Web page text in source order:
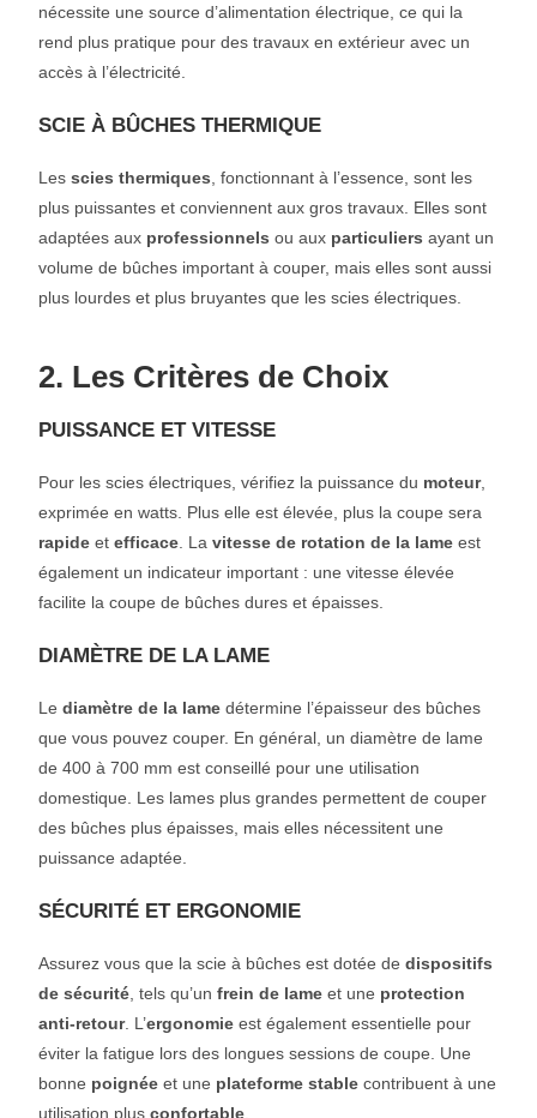
nécessite une source d’alimentation électrique, ce qui la
rend plus pratique pour des travaux en extérieur avec un
accès à l’électricité.
SCIE À BÛCHES THERMIQUE
Lesscies thermiques , fonctionnant à l’essence, sont les
plus puissantes et conviennent aux gros travaux. Elles sont
adaptées aux professionnels ou aux particuliers ayant un
volume de bûches important à couper, mais elles sont aussi
plus lourdes et plus bruyantes que les scies électriques.
2. Les Critères de Choix
PUISSANCE ET VITESSE
Pour les scies électriques, vérifiez la puissance du moteur,
exprimée en watts. Plus elle est élevée, plus la coupe sera
rapide etefficace . Lavitesse de rotation de la lame est
également un indicateur important : une vitesse élevée
facilite la coupe de bûches dures et épaisses.
DIAMÈTRE DE LA LAME
Lediamètre de la lame détermine l’épaisseur des bûches
que vous pouvez couper. En général, un diamètre de lame
de 400 à 700 mm est conseillé pour une utilisation
domestique. Les lames plus grandes permettent de couper
des bûches plus épaisses, mais elles nécessitent une
puissance adaptée.
SÉCURITÉ ET ERGONOMIE
Assurez vous que la scie à bûches est dotée dedispositifs
de sécurité , tels qu’unfrein de lame et une protection
anti-retour. L’ergonomie est également essentielle pour
éviter la fatigue lors des longues sessions de coupe. Une
bonne poignée et une plateforme stable contribuent à une
utilisation plusconfortable